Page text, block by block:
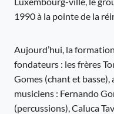
1990 à la pointe de la
Aujourd’hui, la
fondateurs : les frères
Gomes (chant et
musiciens : Fernando
(percussions), Caluca